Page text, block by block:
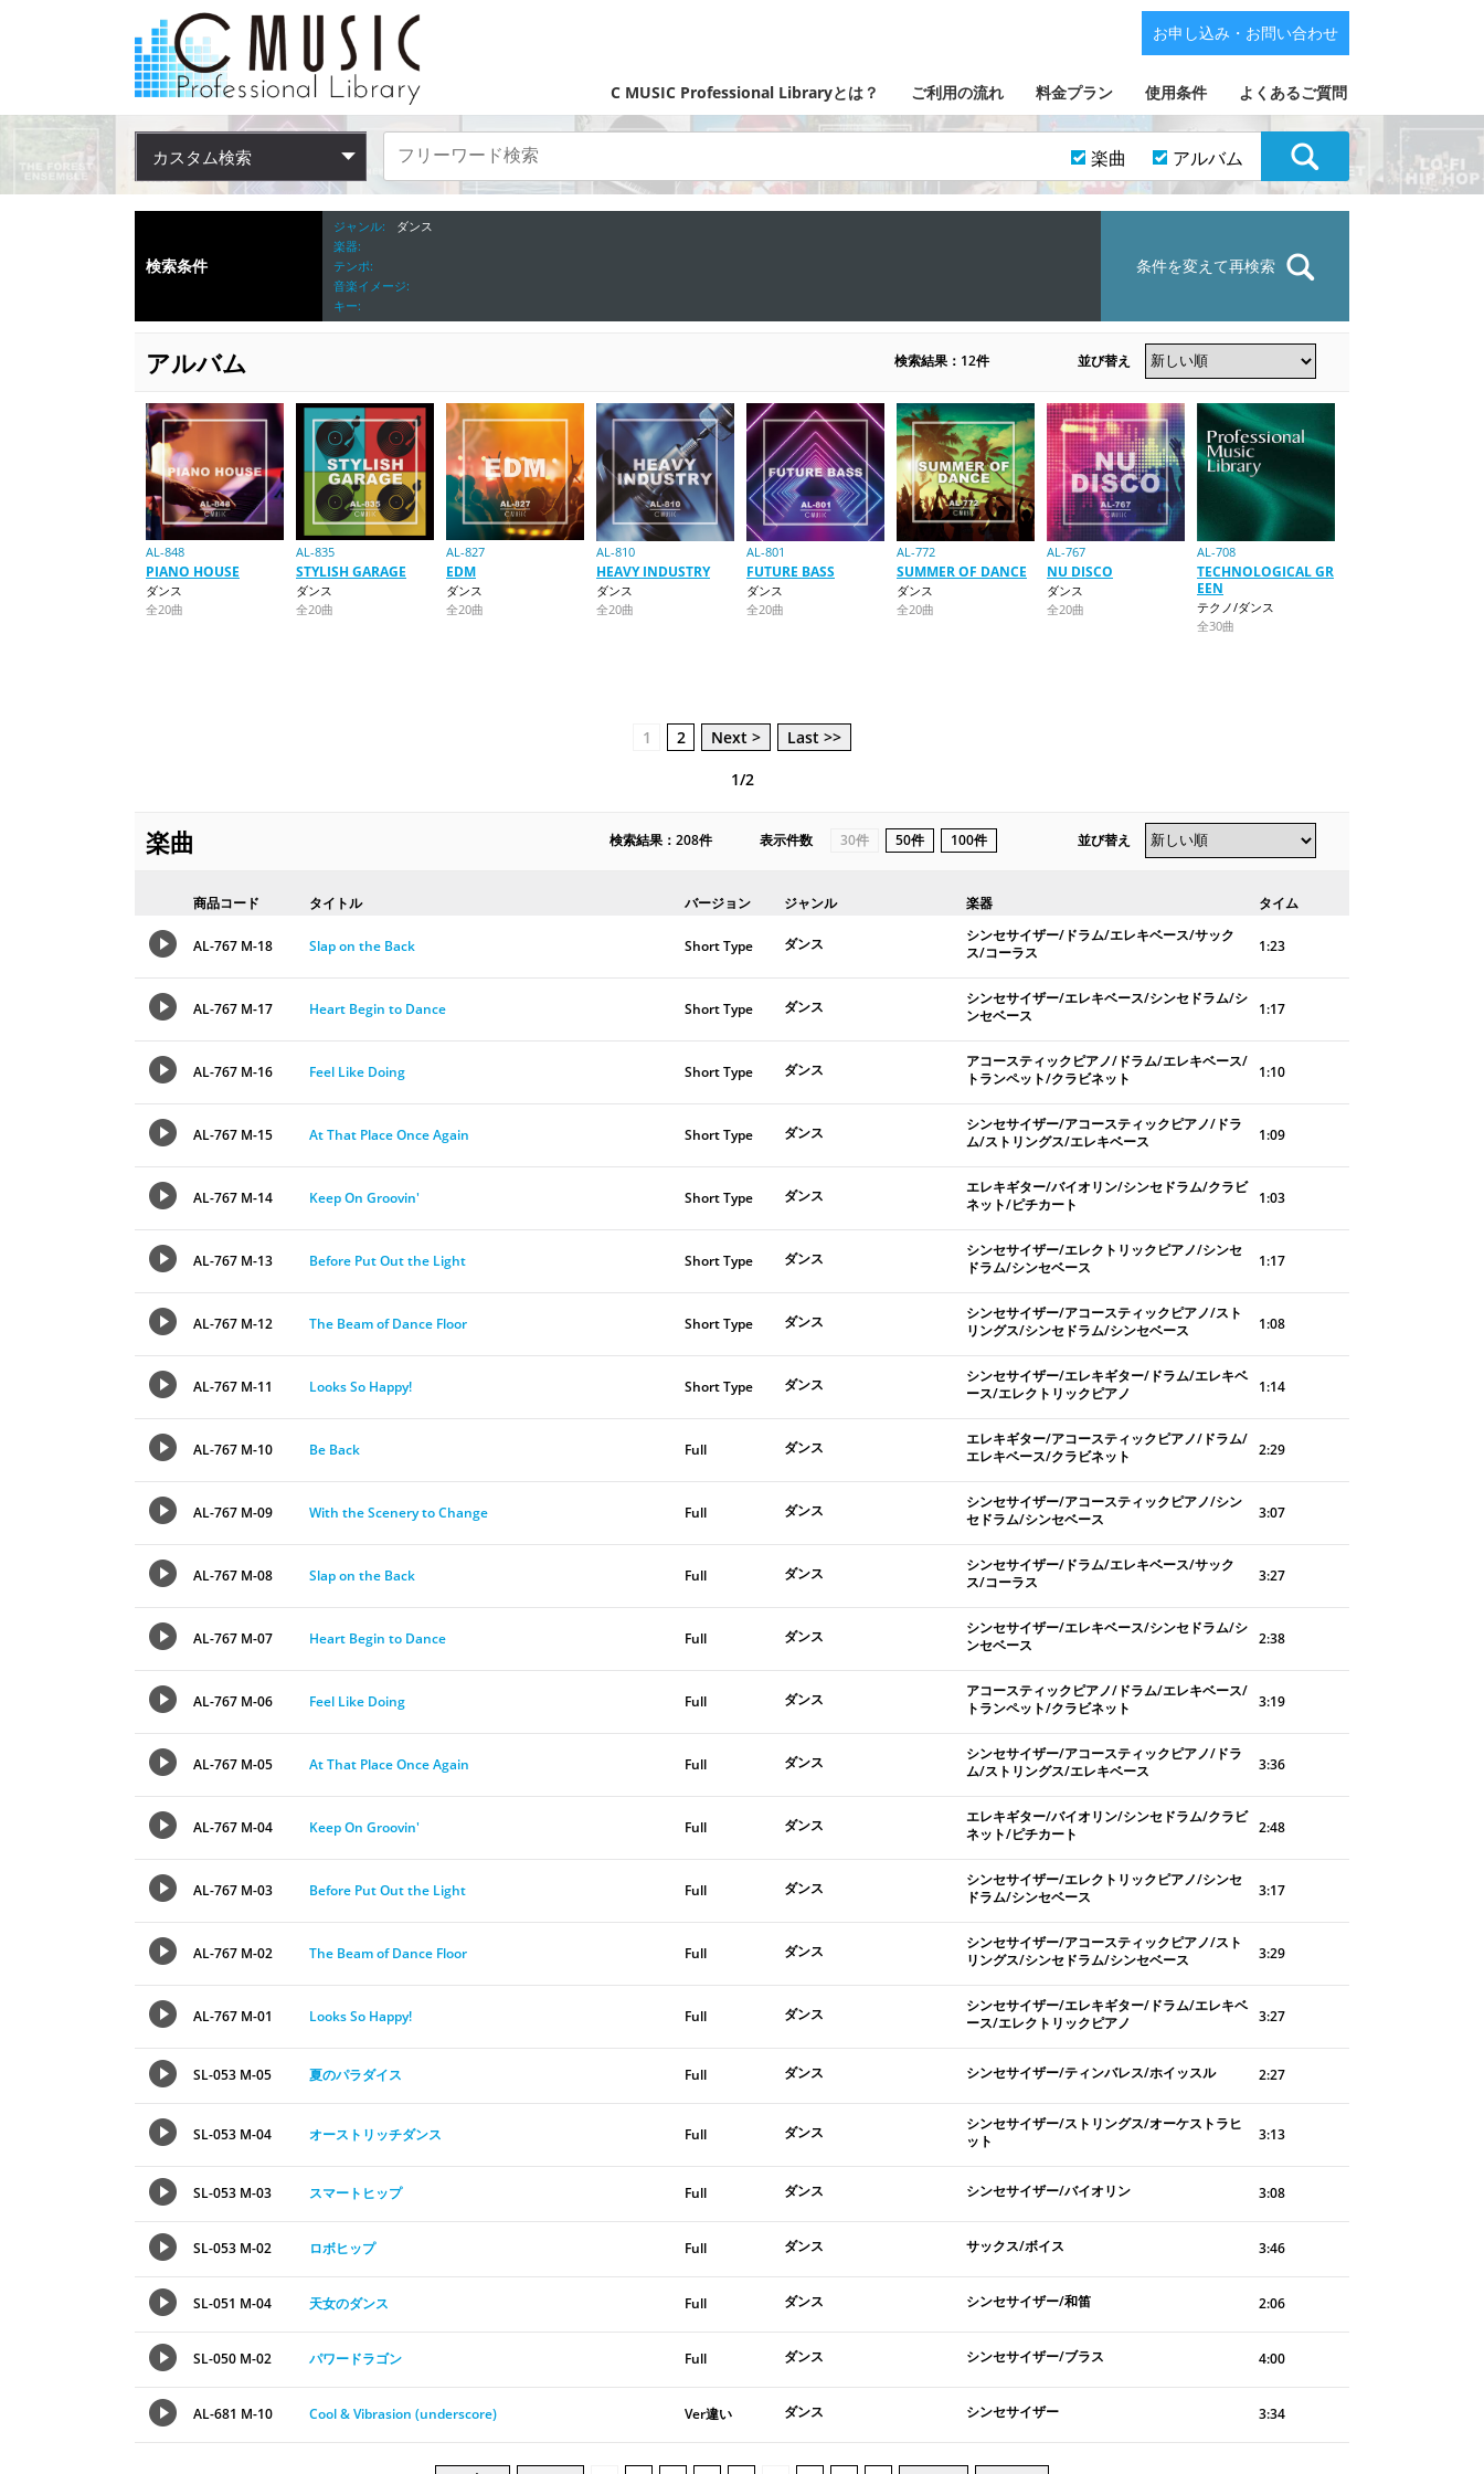
C MUSIC Professional Libraryとは？ ご利用の流れ 料金プラン 使用条件 よくあるご質問
お申し込み・お問い合わせ
カスタム検索 楽曲 アルバム
検索条件
ジャンル
ダンス
楽器
テンポ
音楽イメージ
キー
条件を変えて再検索
アルバム 検索結果：12件 並び替え
AL-848
PIANO HOUSE
ダンス
全20曲
AL-835
STYLISH GARAGE
ダンス
全20曲
AL-827
EDM
ダンス
全20曲
AL-810
HEAVY INDUSTRY
ダンス
全20曲
AL-801
FUTURE BASS
ダンス
全20曲
AL-772
SUMMER OF DANCE
ダンス
全20曲
AL-767
NU DISCO
ダンス
全20曲
AL-708
TECHNOLOGICAL GR
EEN
テクノ/ダンス
全30曲
1 2 Next >
Last >>
1/2
楽曲 検索結果：208件 表示件数 30件 50件 100件 並び替え
商品コード タイトル バージョン ジャンル 楽器 タイム
AL-767 M-18 Slap on the Back Short Type ダンス
シンセサイザー/ドラム/エレキベース/サック
ス/コーラス
1:23
AL-767 M-17 Heart Begin to Dance Short Type ダンス
シンセサイザー/エレキベース/シンセドラム/シ
ンセベース
1:17
AL-767 M-16 Feel Like Doing Short Type ダンス
アコースティックピアノ/ドラム/エレキベース/
トランペット/クラビネット
1:10
AL-767 M-15 At That Place Once Again Short Type ダンス
シンセサイザー/アコースティックピアノ/ドラ
ム/ストリングス/エレキベース
1:09
AL-767 M-14 Keep On Groovin' Short Type ダンス
エレキギター/バイオリン/シンセドラム/クラビ
ネット/ピチカート
1:03
AL-767 M-13 Before Put Out the Light Short Type ダンス
シンセサイザー/エレクトリックピアノ/シンセ
ドラム/シンセベース
1:17
AL-767 M-12 The Beam of Dance Floor Short Type ダンス
シンセサイザー/アコースティックピアノ/スト
リングス/シンセドラム/シンセベース
1:08
AL-767 M-11 Looks So Happy! Short Type ダンス
シンセサイザー/エレキギター/ドラム/エレキベ
ース/エレクトリックピアノ
1:14
AL-767 M-10 Be Back Full ダンス
エレキギター/アコースティックピアノ/ドラム/
エレキベース/クラビネット
2:29
AL-767 M-09 With the Scenery to Change Full ダンス
シンセサイザー/アコースティックピアノ/シン
セドラム/シンセベース
3:07
AL-767 M-08 Slap on the Back Full ダンス
シンセサイザー/ドラム/エレキベース/サック
ス/コーラス
3:27
AL-767 M-07 Heart Begin to Dance Full ダンス
シンセサイザー/エレキベース/シンセドラム/シ
ンセベース
2:38
AL-767 M-06 Feel Like Doing Full ダンス
アコースティックピアノ/ドラム/エレキベース/
トランペット/クラビネット
3:19
AL-767 M-05 At That Place Once Again Full ダンス
シンセサイザー/アコースティックピアノ/ドラ
ム/ストリングス/エレキベース
3:36
AL-767 M-04 Keep On Groovin' Full ダンス
エレキギター/バイオリン/シンセドラム/クラビ
ネット/ピチカート
2:48
AL-767 M-03 Before Put Out the Light Full ダンス
シンセサイザー/エレクトリックピアノ/シンセ
ドラム/シンセベース
3:17
AL-767 M-02 The Beam of Dance Floor Full ダンス
シンセサイザー/アコースティックピアノ/スト
リングス/シンセドラム/シンセベース
3:29
AL-767 M-01 Looks So Happy! Full ダンス
シンセサイザー/エレキギター/ドラム/エレキベ
ース/エレクトリックピアノ
3:27
SL-053 M-05 夏のパラダイス Full ダンス シンセサイザー/ティンバレス/ホイッスル 2:27
SL-053 M-04 オーストリッチダンス Full ダンス
シンセサイザー/ストリングス/オーケストラヒ
ット
3:13
SL-053 M-03 スマートヒップ Full ダンス シンセサイザー/バイオリン 3:08
SL-053 M-02 ロボヒップ Full ダンス サックス/ボイス 3:46
SL-051 M-04 天女のダンス Full ダンス シンセサイザー/和笛 2:06
SL-050 M-02 パワードラゴン Full ダンス シンセサイザー/ブラス 4:00
AL-681 M-10 Cool & Vibrasion (underscore) Ver違い ダンス シンセサイザー 3:34